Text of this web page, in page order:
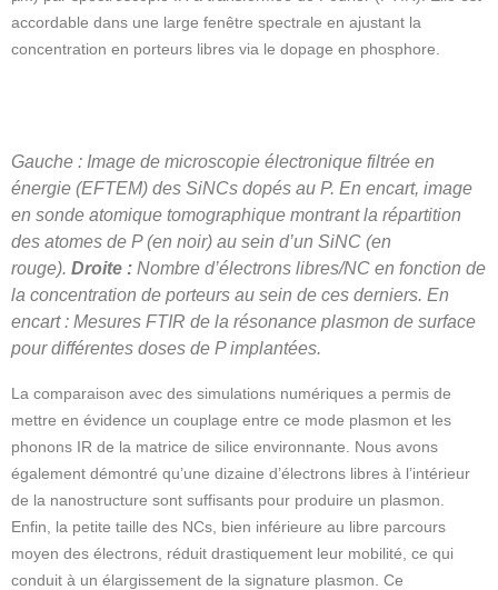
accordable dans une large fenêtre spectrale en ajustant la
concentration en porteurs libres via le dopage en phosphore.
Gauche : Image de microscopie électronique filtrée en
énergie (EFTEM) des SiNCs dopés au P. En encart, image
en sonde atomique tomographique montrant la répartition
des atomes de P (en noir) au sein d’un SiNC (en
rouge). Droite : Nombre d’électrons libres/NC en fonction de
la concentration de porteurs au sein de ces derniers. En
encart : Mesures FTIR de la résonance plasmon de surface
pour différentes doses de P implantées.
La comparaison avec des simulations numériques a permis de
mettre en évidence un couplage entre ce mode plasmon et les
phonons IR de la matrice de silice environnante. Nous avons
également démontré qu’une dizaine d’électrons libres à l’intérieur
de la nanostructure sont suffisants pour produire un plasmon.
Enfin, la petite taille des NCs, bien inférieure au libre parcours
moyen des électrons, réduit drastiquement leur mobilité, ce qui
conduit à un élargissement de la signature plasmon. Ce